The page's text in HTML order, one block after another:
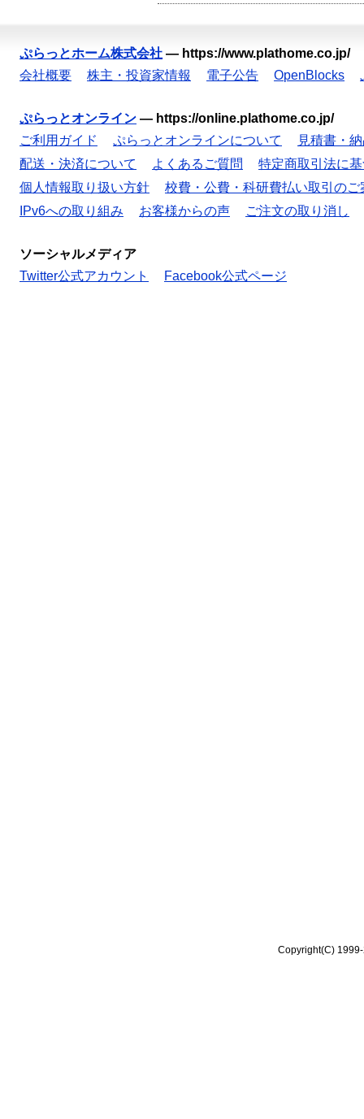
ぷらっとホーム株式会社 — https://www.plathome.co.jp/
会社概要
株主・投資家情報 電子公告 OpenBlocks
ぷらっとオンライン — https://online.plathome.co.jp/
ご利用ガイド
ぷらっとオンラインについて
見積書・
配送・決済について
よくあるご質問
特定商取引法に
個人情報取り扱い方針
校費・公費・科研費払い取引のご
IPv6への取り組み
お客様からの声 ご注文の取り消し
ソーシャルメディア
Twitter公式アカウント
Facebook公式ページ
Copyright(C)